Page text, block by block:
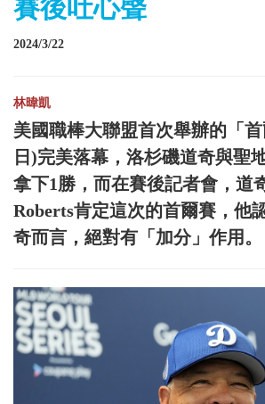
賽後吐心聲
2024/3/22
林暐凱
美國職棒大聯盟首次舉辦的「
日)完美落幕，洛杉磯道奇與聖
拿下1勝，而在賽後記者會，道
Roberts肯定這次的首爾賽，他
奇而言，絕對有「加分」作用。